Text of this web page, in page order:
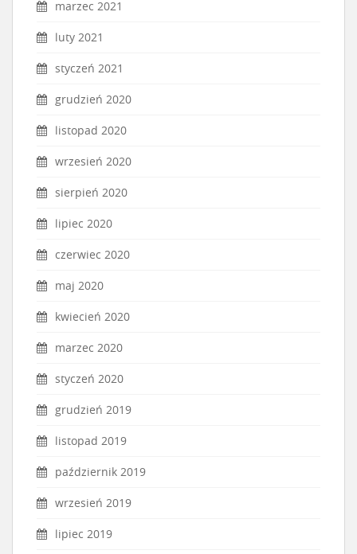
marzec 2021
luty 2021
styczeń 2021
grudzień 2020
listopad 2020
wrzesień 2020
sierpień 2020
lipiec 2020
czerwiec 2020
maj 2020
kwiecień 2020
marzec 2020
styczeń 2020
grudzień 2019
listopad 2019
październik 2019
wrzesień 2019
lipiec 2019